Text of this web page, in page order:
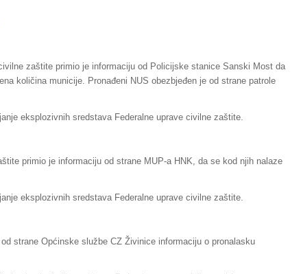
zaštite primio je informaciju od Policijske stanice Sanski Most da
količina municije. Pronađeni NUS obezbjeđen je od strane patrole
eksplozivnih sredstava Federalne uprave civilne zaštite.
primio je informaciju od strane MUP-a HNK, da se kod njih nalaze
eksplozivnih sredstava Federalne uprave civilne zaštite.
strane Općinske službe CZ Živinice informaciju o pronalasku